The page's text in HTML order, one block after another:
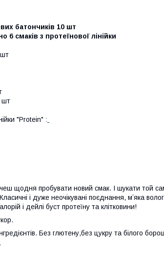
батончиків 10 шт
6 смаків з протеїнової лінійки
шт
шт
"Protein" :
щодня пробувати новий смак. І шукати той
і дуже неочікувані поєднання, мʼяка
і дейлі буст протеїну та клітковини!
Без глютену,без цукру та білого